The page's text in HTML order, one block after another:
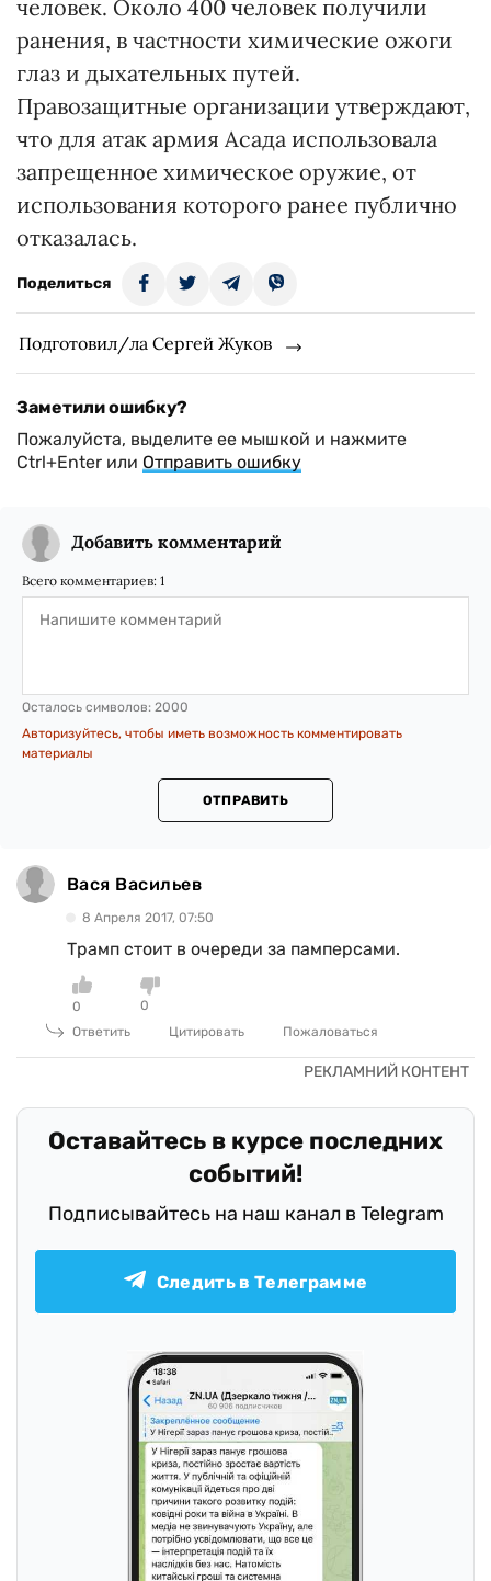
человек. Около 400 человек получили
ранения, в частности химические ожоги
глаз и дыхательных путей.
Правозащитные организации утверждают,
что для атак армия Асада использовала
запрещенное химическое оружие, от
использования которого ранее публично
отказалась.
Поделиться
Подготовил/ла Сергей Жуков
Заметили ошибку?
Пожалуйста, выделите ее мышкой и нажмите
Ctrl+Enter или Отправить ошибку
Добавить комментарий
Всего комментариев: 1
Осталось символов: 2000
Авторизуйтесь, чтобы иметь возможность комментировать
материалы
ОТПРАВИТЬ
Вася Васильев
8 Апреля 2017, 07:50
Трамп стоит в очереди за памперсами.
0
0
Ответить
Цитировать Пожаловаться
Оставайтесь в курсе последних
событий!
Подписывайтесь на наш канал в Telegram
Следить в Телеграмме